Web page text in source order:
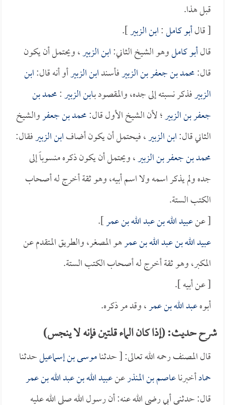
قبل هذا.
[ قالأبو كامل:ابن الزبير].
قالأبو كاملوهو الشيخ الثاني:ابن الزبير، ويحتمل أن يكون
قال:محمد بن جعفر بن الزبيرفأسندابن الزبيرأو أنه قال:ابن
الزبيرفذكر نسبته إلى جده، والمقصود بـابن الزبير:محمد بن
جعفر بن الزبير؛ لأن الشيخ الأول قال:محمد بن جعفروالشيخ
الثاني قال:ابن الزبير، فيحتمل أن يكون أضافابن الزبيرفقال:
محمد بن جعفر بن الزبير، ويحتمل أن يكون ذكره منسوباً إلى
جده ولم يذكر اسمه ولا اسم أبيه، وهو ثقة أخرج له أصحاب
الكتب الستة.
[ عنعبيد الله بن عبد الله بن عمر].
عبيد الله بن عبد الله بن عمرهو المصغر، والطريق المتقدم عن
المكبر، وهو ثقة أخرج له أصحاب الكتب الستة.
[ عن أبيه ].
أبوهعبد الله بن عمر، وقد مر ذكره.
شرح حديث: (إذا كان الماء قلتين فإنه لا ينجس)
قال المصنف رحمه الله تعالى: [ حدثناموسى بن إسماعيلحدثنا
حمادأخبرناعاصم بن المنذرعنعبيد الله بن عبد الله بن عمر
قال: حدثني أبي رضي الله عنه: أن رسول الله صلى الله عليه